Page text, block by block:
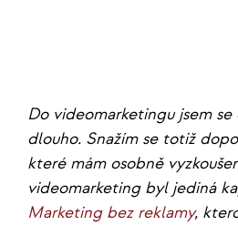
Do videomarketingu jsem
dlouho. Snažím se totiž
které mám osobně
videomarketing byl jediná
Marketing bez reklamy,